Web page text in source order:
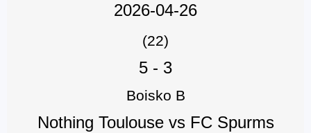
2026-04-26
(22)
5 - 3
Boisko B
Nothing Toulouse vs FC Spurms